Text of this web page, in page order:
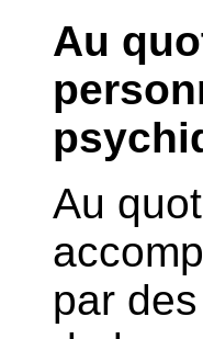
Au
Au
par